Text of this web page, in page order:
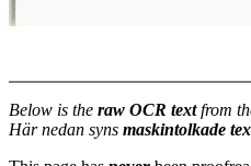
Below is the raw OCR textfrom
Här nedan syns maskintolkade